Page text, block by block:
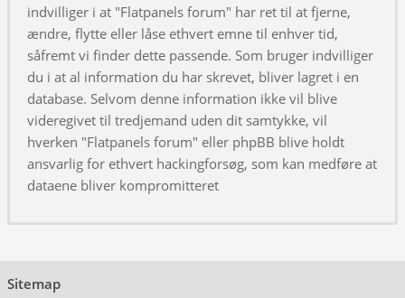
indvilliger i at "Flatpanels forum" har ret til at fjerne,
ændre, flytte eller låse ethvert emne til enhver tid,
såfremt vi finder dette passende. Som bruger indvilliger
du i at al information du har skrevet, bliver lagret i en
database. Selvom denne information ikke vil blive
videregivet til tredjemand uden dit samtykke, vil
hverken "Flatpanels forum" eller phpBB blive holdt
ansvarlig for ethvert hackingforsøg, som kan medføre at
dataene bliver kompromitteret
Sitemap